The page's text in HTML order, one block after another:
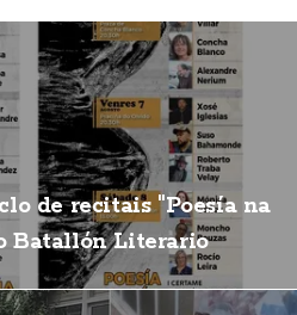
de recitais "Poesía na
Batallón Literario